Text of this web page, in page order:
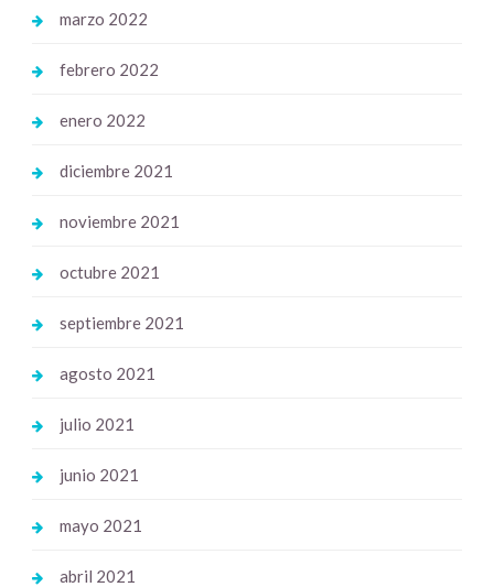
marzo 2022
febrero 2022
enero 2022
diciembre 2021
noviembre 2021
octubre 2021
septiembre 2021
agosto 2021
julio 2021
junio 2021
mayo 2021
abril 2021